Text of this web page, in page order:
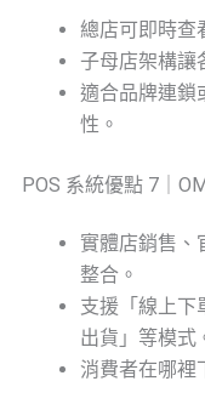
總店可即時查
子母店架構讓
適合品牌連鎖
性。
POS 系統優點 7｜
實體店銷售、
整合。
支援「線上下
出貨」等模式
消費者在哪裡